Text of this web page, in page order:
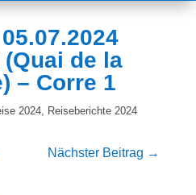
de la
– Corre 1
2024, Reiseberichte 2024
Nächster Beitrag →